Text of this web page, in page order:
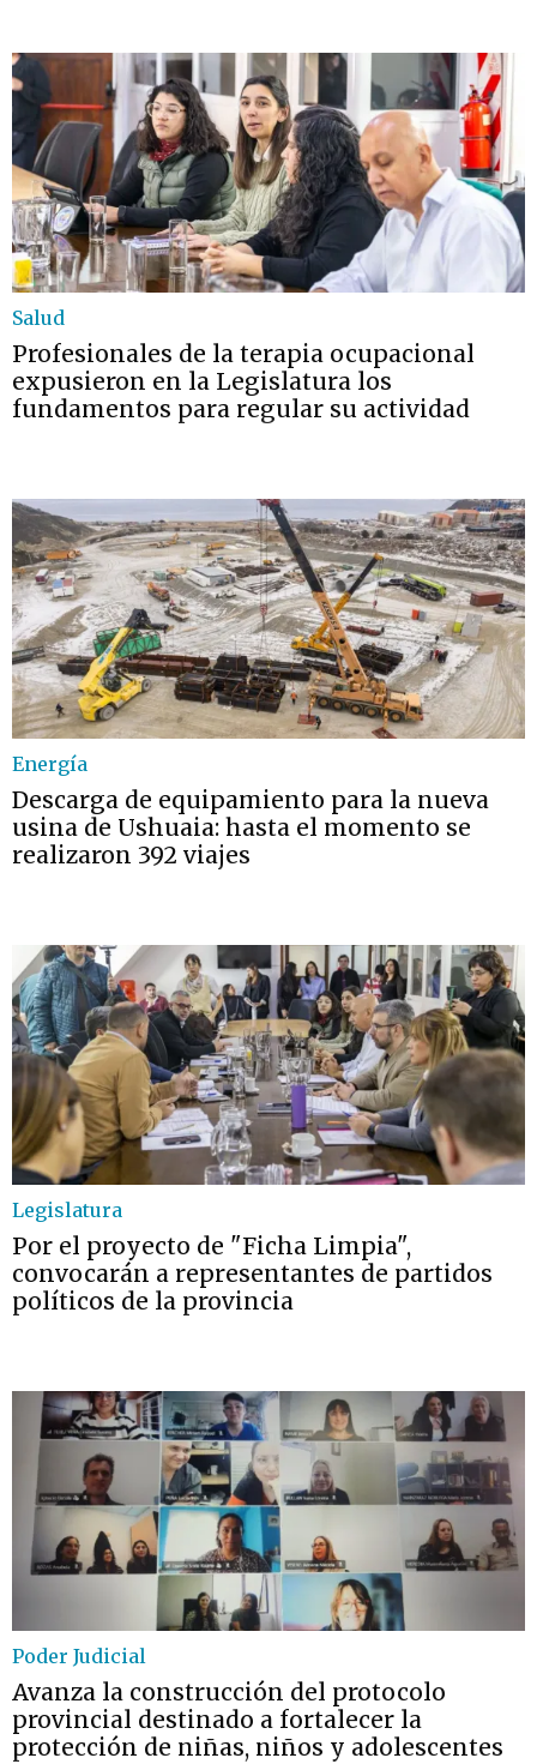
Salud
Profesionales de la terapia ocupacional
expusieron en la Legislatura los
fundamentos para regular su actividad
Energía
Descarga de equipamiento para la nueva
usina de Ushuaia: hasta el momento se
realizaron 392 viajes
Legislatura
Por el proyecto de "Ficha Limpia",
convocarán a representantes de partidos
políticos de la provincia
Poder Judicial
Avanza la construcción del protocolo
provincial destinado a fortalecer la
protección de niñas, niños y adolescentes